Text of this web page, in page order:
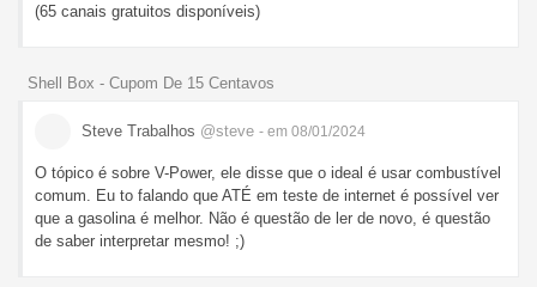
(65 canais gratuitos disponíveis)
Shell Box - Cupom De 15 Centavos
Steve Trabalhos @steve - em 08/01/2024
O tópico é sobre V-Power, ele disse que o ideal é usar combustível
comum. Eu to falando que ATÉ em teste de internet é possível ver
que a gasolina é melhor. Não é questão de ler de novo, é questão
de saber interpretar mesmo! ;)